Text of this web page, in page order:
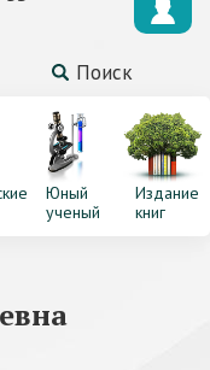
Поиск
Юный
ученый
Издание
книг